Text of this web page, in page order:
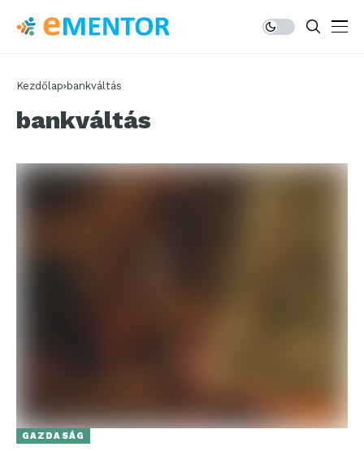
Kezdőlap bankváltás
bankváltás
GAZDASÁG